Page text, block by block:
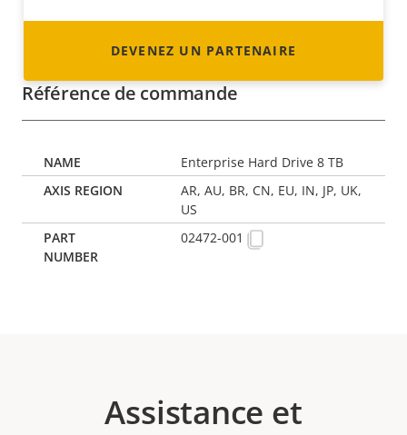
DEVENEZ UN PARTENAIRE
Référence de commande
Enterprise Hard Drive 8 TB
AR, AU, BR, CN, EU, IN, JP, UK,
US
02472-001
Assistance et